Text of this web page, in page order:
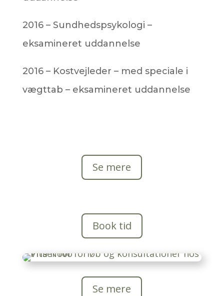
2016 – Sundhedspsykologi –
eksamineret uddannelse
2016 – Kostvejleder – med speciale i
vægttab – eksamineret uddannelse
Se mere
Book tid
Se mere